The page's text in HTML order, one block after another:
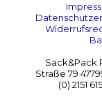
Sack&Pack
Straße 79
(0) 2151